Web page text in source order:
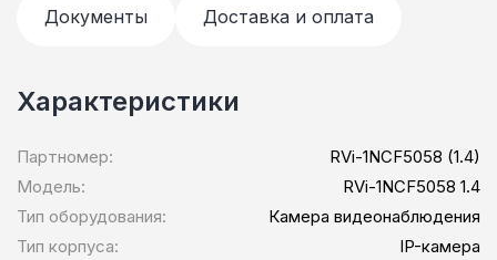
Документы Доставка и оплата
Характеристики
Партномер:
RVi-1NCF5058 (1.4)
Модель:
RVi-1NCF5058 1.4
Тип оборудования:
Камера видеонаблюдения
Тип корпуса:
IP-камера